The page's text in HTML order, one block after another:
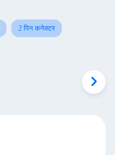
2 पिन कनेक्टर